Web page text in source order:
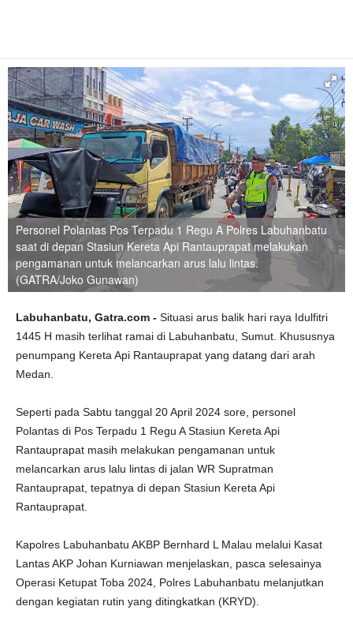
Personel Polantas Pos Terpadu 1 Regu A Polres Labuhanbatu
saat di depan Stasiun Kereta Api Rantauprapat melakukan
pengamanan untuk melancarkan arus lalu lintas.
(GATRA/Joko Gunawan)
Labuhanbatu, Gatra.com - Situasi arus balik hari raya Idulfitri
1445 H masih terlihat ramai di Labuhanbatu, Sumut. Khususnya
penumpang Kereta Api Rantauprapat yang datang dari arah
Medan.
Seperti pada Sabtu tanggal 20 April 2024 sore, personel
Polantas di Pos Terpadu 1 Regu A Stasiun Kereta Api
Rantauprapat masih melakukan pengamanan untuk
melancarkan arus lalu lintas di jalan WR Supratman
Rantauprapat, tepatnya di depan Stasiun Kereta Api
Rantauprapat.
Kapolres Labuhanbatu AKBP Bernhard L Malau melalui Kasat
Lantas AKP Johan Kurniawan menjelaskan, pasca selesainya
Operasi Ketupat Toba 2024, Polres Labuhanbatu melanjutkan
dengan kegiatan rutin yang ditingkatkan (KRYD).